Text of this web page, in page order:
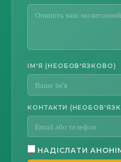
ІМ'Я (НЕОБОВ'ЯЗКОВО)
КОНТАКТИ
НАДІСЛАТИ